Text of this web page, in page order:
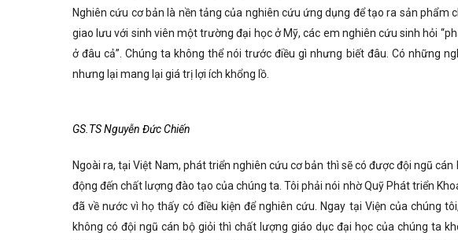
Nghiên cứu cơ bản là nền tảng của nghiên cứu ứng dụng để tạo ra sản phẩm
giao lưu với sinh viên một trường đại học ở Mỹ, các em nghiên cứu sinh hỏi
ở đâu cả”. Chúng ta không thể nói trước điều gì nhưng biết đâu. Có những
nhưng lại mang lại giá trị lợi ích khổng lồ.
GS.TS Nguyễn Đức Chiến
Ngoài ra, tại Việt Nam, phát triển nghiên cứu cơ bản thì sẽ có được đội ngũ
động đến chất lượng đào tạo của chúng ta. Tôi phải nói nhờ Quỹ Phát triển
đã về nước vì họ thấy có điều kiện để nghiên cứu. Ngay tại Viện của chúng
không có đội ngũ cán bộ giỏi thì chất lượng giáo dục đại học của chúng ta